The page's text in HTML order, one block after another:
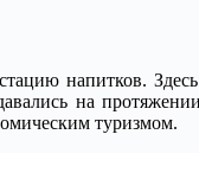
напитков.
на
туризмом.